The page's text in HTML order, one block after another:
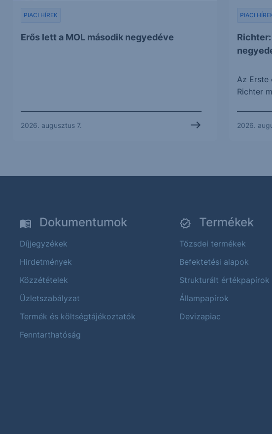
Erős lett a MOL második negyedéve
PIACI HÍREK
2026. augusztus 7.
PIACI
Az Erste
Richter
2026.
Dokumentumok
Díjjegyzékek
Hirdetmények
Közzétételek
Üzletszabályzat
Termék és költségtájékoztatók
Fenntarthatóság
Termékek
Tőzsdei termékek
Befektetési alapok
Strukturált értékpapírok
Állampapírok
Devizapiac